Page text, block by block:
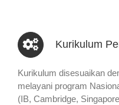
Kurikulum
Kurikulum disesuaikan
melayani program
(IB, Cambridge,